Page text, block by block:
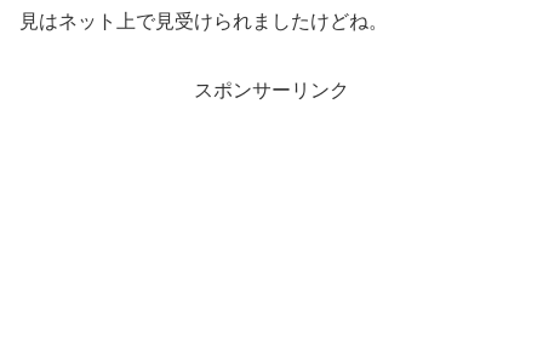
見はネット上で見受けられましたけどね。
スポンサーリンク